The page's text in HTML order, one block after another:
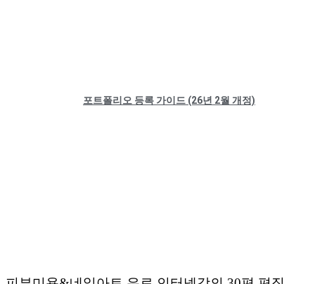
포트폴리오 등록 가이드 (26년 2월 개정)